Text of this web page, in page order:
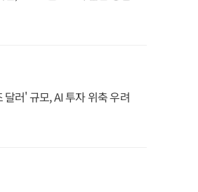
러' 규모, AI 투자 위축 우려